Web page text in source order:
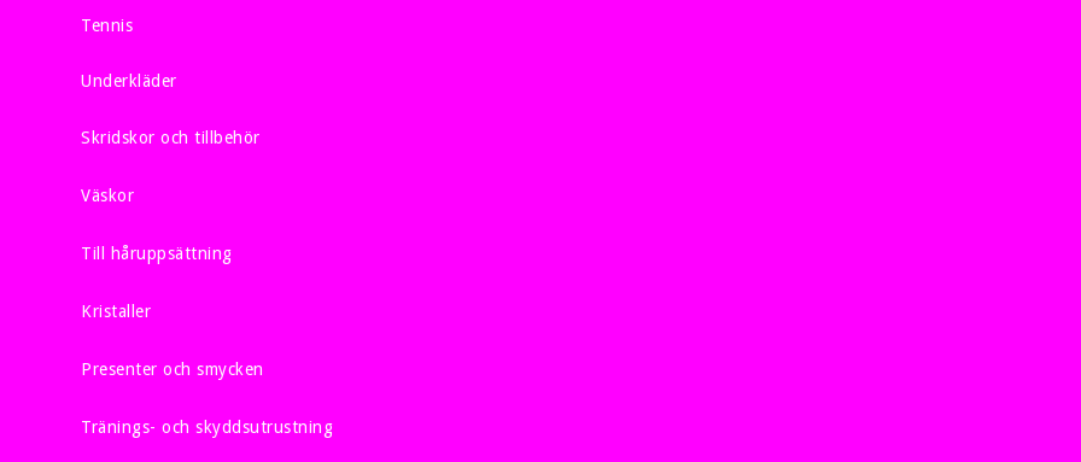
Tennis
Underkläder
Skridskor och tillbehör
Väskor
Till håruppsättning
Kristaller
Presenter och smycken
Tränings- och skyddsutrustning